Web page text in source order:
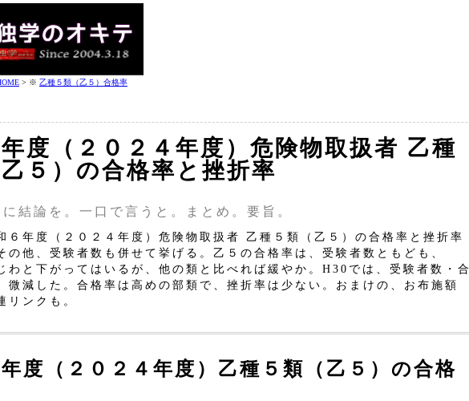
> ※ 乙種５類（乙５）合格率
度（２０２４年度）危険物取扱者 乙種
５）の合格率と挫折率
結論を。一口で言うと。まとめ。要旨。
年度（２０２４年度）危険物取扱者 乙種５類（乙５）の合格率と挫折率
の他、受験者数も併せて挙げる。乙５の合格率は、受験者数ともども、
わと下がってはいるが、他の類と比べれば緩やか。H30では、受験者数・合
微減した。合格率は高めの部類で、挫折率は少ない。おまけの、お布施額
リンクも。
度（２０２４年度）乙種５類（乙５）の合格